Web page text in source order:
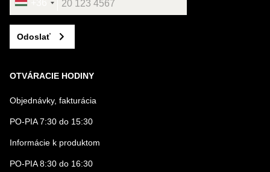
Odoslať
OTVÁRACIE HODINY
Objednávky, fakturácia
PO-PIA 7:30 do 15:30
Informácie k produktom
PO-PIA 8:30 do 16:30